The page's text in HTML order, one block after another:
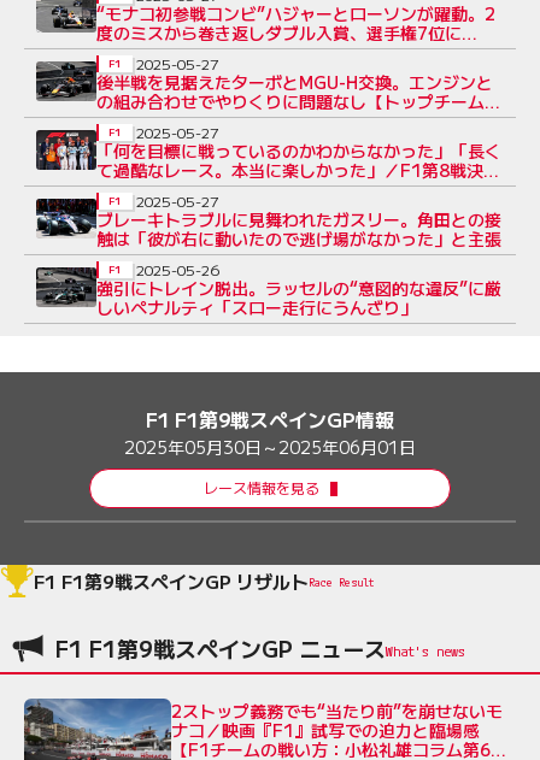
“モナコ初参戦コンビ”ハジャーとローソンが躍動。2
度のミスから巻き返しダブル入賞、選手権7位に
【ルーキー・フォーカス】
後半戦を見据えたターボとMGU-H交換。エンジンと
の組み合わせでやりくりに問題なし【トップチーム密
着：レッドブル編】
F1 2025-05-27
「何を目標に戦っているのかわからなかった」「長く
て過酷なレース。本当に楽しかった」／F1第8戦決勝
コメント（2）
F1 2025-05-27
ブレーキトラブルに見舞われたガスリー。角田との接
触は「彼が右に動いたので逃げ場がなかった」と主張
F1 2025-05-27
強引にトレイン脱出。ラッセルの“意図的な違反”に厳
しいペナルティ「スロー走行にうんざり」
F1 2025-05-26
F1 F1第9戦スペインGP情報
2025年05月30日～2025年06月01日
レース情報を見る
F1 F1第9戦スペインGP リザルトRace Result
F1 F1第9戦スペインGP ニュース
2ストップ義務でも“当たり前”を崩せないモ
ナコ／映画『F1』試写での迫力と臨場感
【F1チームの戦い方：小松礼雄コラム第6